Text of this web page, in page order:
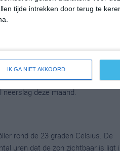
tijde intrekken door terug te
IK GA NIET AKKOORD
deze maand.
rond de 19 graden Celsius. De
uren dat de zon zichtbaar is ligt
gedurende ongeveer 10 dagen
neerslag deze maand.
rond de 23 graden Celsius. De
uren dat de zon zichtbaar is ligt